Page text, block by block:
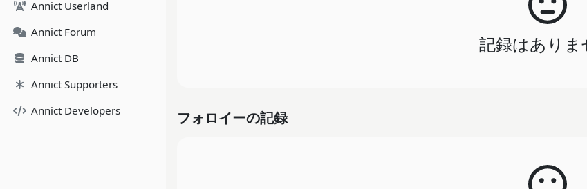
Annict Userland
Annict Forum
Annict DB
Annict Supporters
Annict Developers
記録はありま
フォロイーの記録